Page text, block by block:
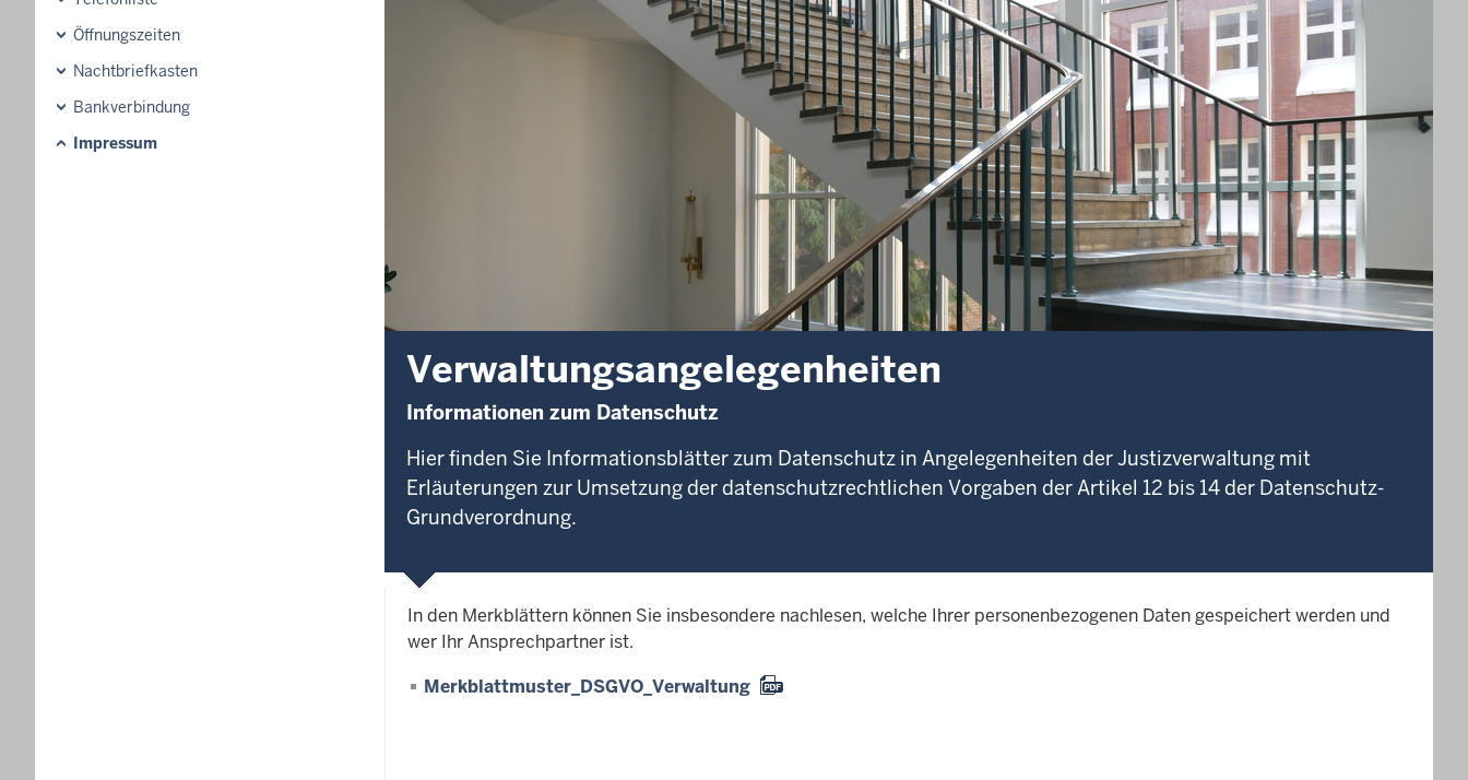
Öffnungszeiten
Nachtbriefkasten
Bankverbindung
Impressum
Verwaltungsangelegenheiten
Informationen zum Datenschutz
Hier finden Sie Informationsblätter zum Datenschutz in Angelegenheiten der Justizverwaltung mit
Erläuterungen zur Umsetzung der datenschutzrechtlichen Vorgaben der Artikel 12 bis 14 der Datenschutz-
Grundverordnung.
In den Merkblättern können Sie insbesondere nachlesen, welche Ihrer personenbezogenen Daten gespeichert werden und
wer Ihr Ansprechpartner ist.
Merkblattmuster_DSGVO_Verwaltung